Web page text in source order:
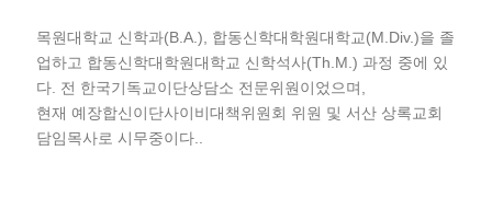
목원대학교 신학과(B.A.), 합동신학대학원대학교(M.Div.)을 졸
업하고 합동신학대학원대학교 신학석사(Th.M.) 과정 중에 있
다. 전 한국기독교이단상담소 전문위원이었으며,
현재 예장합신이단사이비대책위원회 위원 및 서산 상록교회
담임목사로 시무중이다..